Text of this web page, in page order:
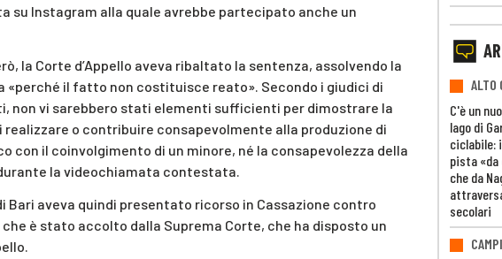
su Instagram alla quale avrebbe partecipato anche un
la Corte d’Appello aveva ribaltato la sentenza, assolvendo la
«perché il fatto non costituisce reato». Secondo i giudici di
non vi sarebbero stati elementi sufficienti per dimostrare la
realizzare o contribuire consapevolmente alla produzione di
con il coinvolgimento di un minore, né la consapevolezza della
la videochiamata contestata.
Bari aveva quindi presentato ricorso in Cassazione contro
che è stato accolto dalla Suprema Corte, che ha disposto un
ALTO
C'è un
lago di
ciclabile:
pista
che da
secolari